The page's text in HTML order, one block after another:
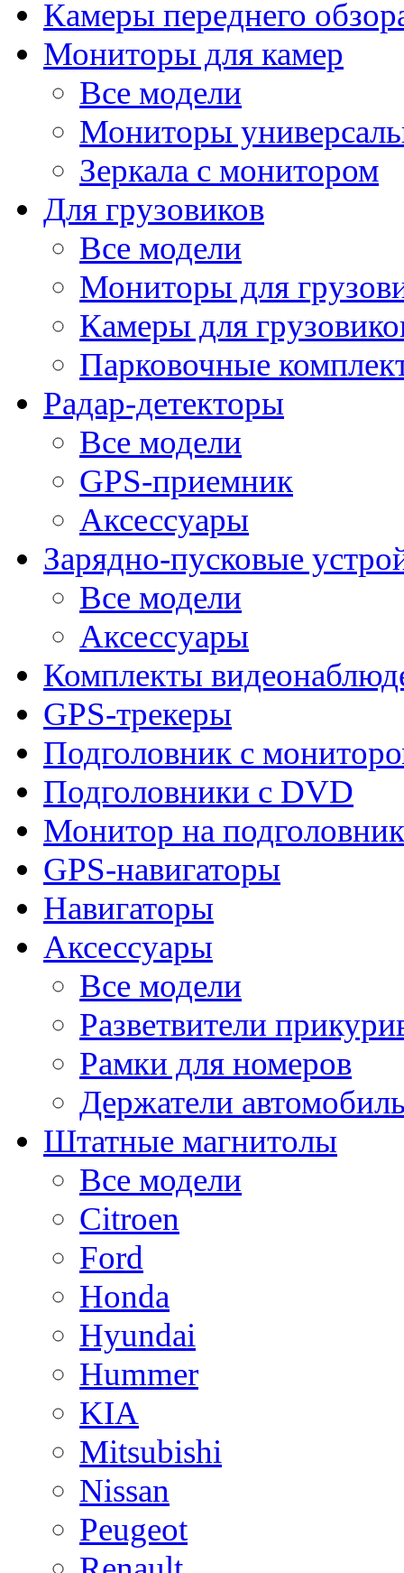
Камеры переднего
Мониторы для камер
Все модели
Мониторы
Зеркала с монитором
Для грузовиков
Все модели
Мониторы для
Камеры для
Парковочные
Радар-детекторы
Все модели
GPS-приемник
Аксессуары
Зарядно-пусковые
Все модели
Аксессуары
Комплекты
GPS-трекеры
Подголовник с
Подголовники с DVD
Монитор на подголовник
GPS-навигаторы
Навигаторы
Аксессуары
Все модели
Разветвители
Рамки для номеров
Держатели
Штатные магнитолы
Все модели
Citroen
Ford
Honda
Hyundai
Hummer
KIA
Mitsubishi
Nissan
Peugeot